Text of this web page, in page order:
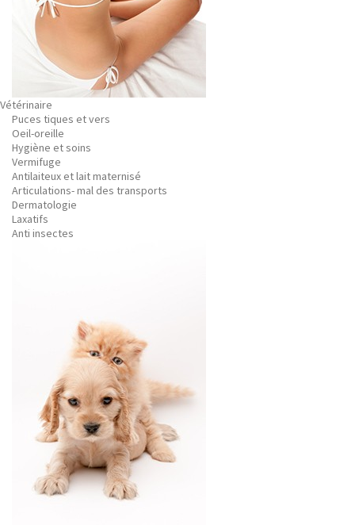
Vétérinaire
Puces tiques et vers
Oeil-oreille
Hygiène et soins
Vermifuge
Antilaiteux et lait maternisé
Articulations- mal des transports
Dermatologie
Laxatifs
Anti insectes